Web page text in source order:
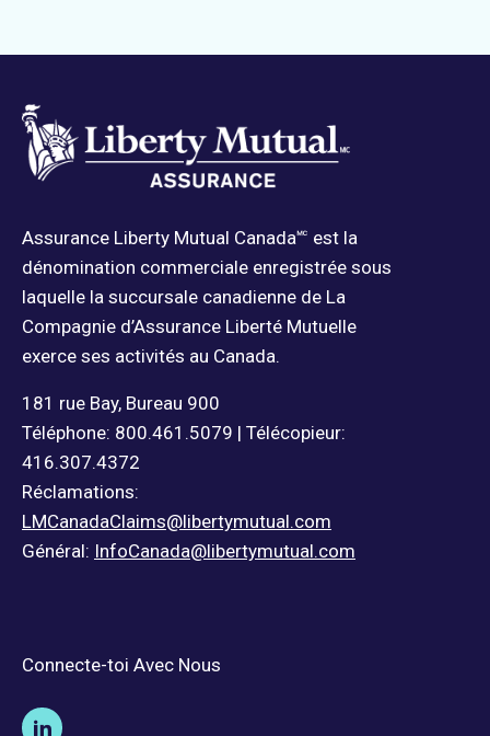
Assurance Liberty Mutual Canada🅪 est la
dénomination commerciale enregistrée sous
laquelle la succursale canadienne de La
Compagnie d’Assurance Liberté Mutuelle
exerce ses activités au Canada.
181 rue Bay, Bureau 900
Téléphone: 800.461.5079 | Télécopieur:
416.307.4372
Réclamations:
LMCanadaClaims@libertymutual.com
Général: InfoCanada@libertymutual.com
Connecte-toi Avec Nous